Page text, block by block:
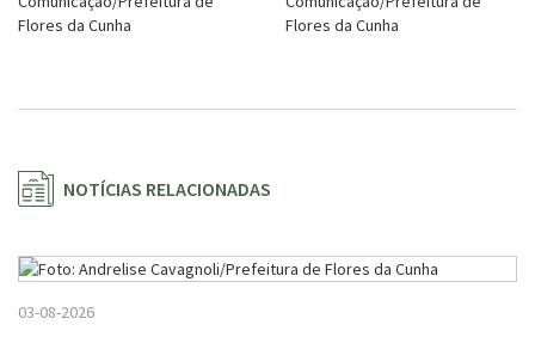
NOTÍCIAS RELACIONADAS
03-08-2026